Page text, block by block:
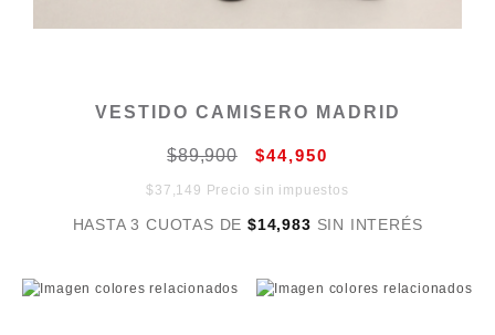
VESTIDO CAMISERO MADRID
$89,900 $44,950
$37,149 Precio sin impuestos
HASTA 3 CUOTAS DE$14,983 SIN INTERÉS